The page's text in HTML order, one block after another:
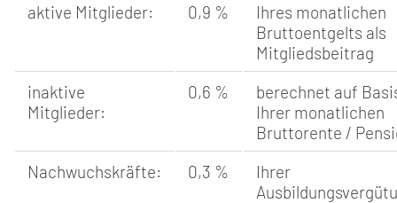
aktive Mitglieder: 0,9 %
Ihres monatlichen
Bruttoentgelts als
Mitgliedsbeitrag
inaktive
Mitglieder:
0,6 %
berechnet auf
Ihrer monatlichen
Bruttorente /
Nachwuchskräfte:
0,3 %
Ihrer